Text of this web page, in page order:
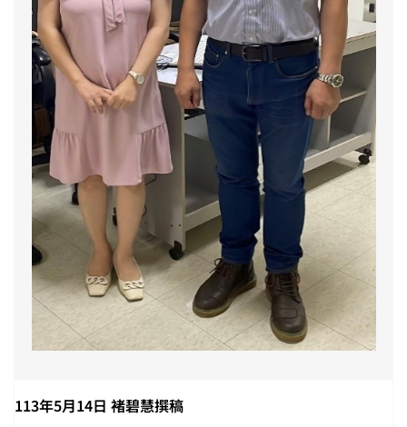
113年5月14日 褚碧慧撰稿